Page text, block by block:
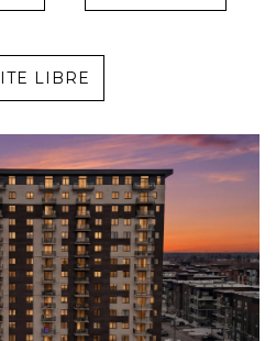
LIBRE